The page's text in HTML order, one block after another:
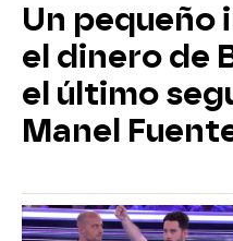
Un pequeño
el dinero de
el último
Manel